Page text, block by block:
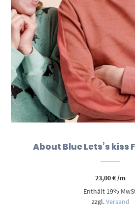
About Blue Lets’s kiss
23,00€/m
Enthält 19%
zzgl.Versand